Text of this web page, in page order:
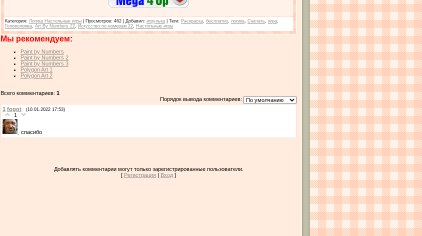
Категория: Логика Настольные игры Просмотров: 462 | Добавил: игрулька Теги: Раскраска бесплатно логика Скачать игра
Головоломка Art By Numbers 22 Искусство по номерам 22 Настольные игры
Мы рекомендуем:
Paint by Numbers
Paint by Numbers 2
Paint by Numbers 3
Polygon Art 1
Polygon Art 2
Всего комментариев: 1
Порядок вывода комментариев:
1 fogot (10.01.2022 17:53)
1
спасибо
Добавлять комментарии могут только зарегистрированные пользователи.
[ Регистрация | Вход ]